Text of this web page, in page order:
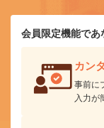
会員限定機能であ
カン
事前に
入力が